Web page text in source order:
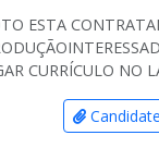
ESTA
CURRÍCULO NO